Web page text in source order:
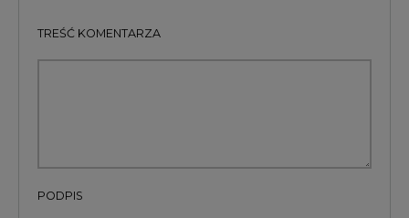
TREŚĆ KOMENTARZA
PODPIS